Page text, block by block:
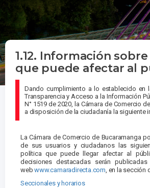
1.12. Información
que puede afectar al
Dando cumplimiento a lo establecido en
Transparencia y Acceso a la Información
N° 1519 de 2020, la Cámara de Comercio
a disposición de la ciudadanía la siguiente
La Cámara de Comercio de Bucaramanga
de sus usuarios y ciudadanos las
política que puede llegar afectar al
decisiones destacadas serán publicadas
webwww.camaradirecta.com, en la sección
Seccionales y horarios